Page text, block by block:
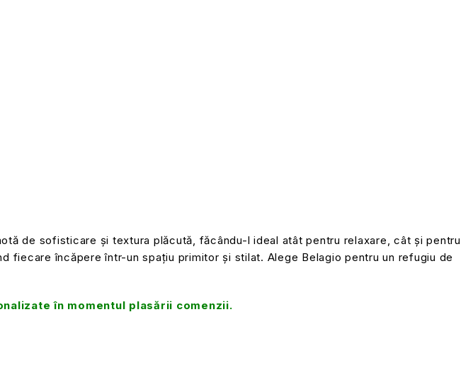
de sofisticare și textura plăcută, făcându-l ideal atât pentru relaxare, cât și pentru
fiecare încăpere într-un spațiu primitor și stilat. Alege Belagio pentru un refugiu de
în momentul plasării comenzii.